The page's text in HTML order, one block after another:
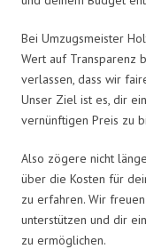
Bei Umzugsmeister
Wert auf Transparenz
verlassen, dass wir
Unser Ziel ist es, dir
vernünftigen Preis zu
Also zögere nicht
über die Kosten für
zu erfahren. Wir
unterstützen und dir
zu ermöglichen.